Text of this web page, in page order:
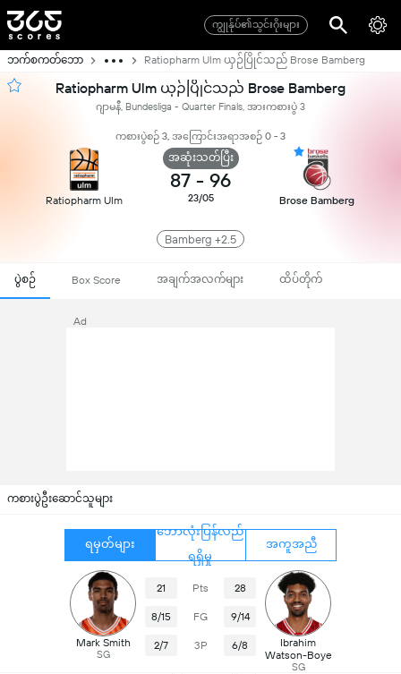
ကျွုန်ုပ်၏သွင်းဂိုးများ
ဘက်စကတ်ဘော Ratiopharm Ulm ယှဉ်ပြိုင်သည် Brose Bamberg
Ratiopharm Ulm ယှဉ်ပြိုင်သည် Brose Bamberg
ဂျာမနီ, Bundesliga - Quarter Finals, အားကစားပွဲ 3
ကစားပွဲစဉ် 3, အကြောင်းအရာအစဉ် 0 - 3
Ratiopharm Ulm
အဆုံးသတ်ပြီး
87 - 96
23/05 Brose Bamberg
Bamberg +2.5
ပွဲစဉ် Box Score အချက်အလက်များ ထိပ်တိုက်
Ad
ကစားပွဲဦးဆောင်သူများ
ရမှတ်များ
ဘောလုံးပြန်လည်
ရရှိမှု
အကူအညီ
Mark Smith
SG
21 Pts 28
8/15 FG 9/14
2/7 3P 6/8
Ibrahim
Watson-Boye
SG